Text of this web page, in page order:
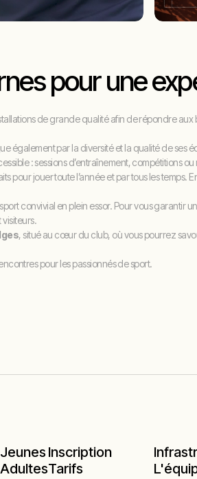
pour une
de grande qualité afin de répondre
également par la diversité et la qualité de ses
: sessions d’entraînement, compétitions
pour jouer toute l’année et par tous les temps.
convivial en plein essor. Pour vous garantir
visiteurs.
, situé au cœur du club, où vous pourrez
pour les passionnés de sport.
Jeunes
Adultes
Inscription
Tarifs